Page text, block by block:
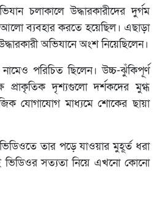
চলাকালে উদ্ধারকারীদের দুর্গম
আলো ব্যবহার করতে হয়েছিল। এছাড়া
অভিযানে অংশ নিয়েছিলেন।
পরিচিত ছিলেন। উচ্চ-ঝুঁকিপূর্ণ
দৃশ্যগুলো দর্শকদের মুগ্ধ
যোগাযোগ মাধ্যমে শোকের ছায়া
তার পড়ে যাওয়ার মুহূর্ত ধরা
ভিডিওর সত্যতা নিয়ে এখনো কোনো